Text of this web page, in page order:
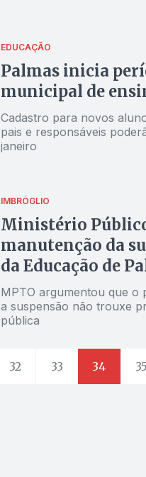
EDUCAÇÃO
Palmas inicia
municipal de
Cadastro para novos
pais e responsáveis
janeiro
IMBRÓGLIO
Ministério
manutenção da
da Educação de
MPTO argumentou que o
a suspensão não trouxe
pública
32 33 34 35